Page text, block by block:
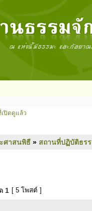
ปิดดูแล้ว
ศาสนพิธี » สถานที่ปฏิบัติธร
1 [ 5 โพสต์ ]